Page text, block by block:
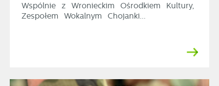
Wspólnie z Wronieckim Ośrodkiem Kultury,
Zespołem Wokalnym Chojanki...